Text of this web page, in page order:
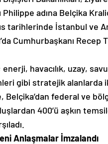
Philippe adına Belçika
tarihlerinde İstanbul ve
Cumhurbaşkanı
havacılık, uzay,
gibi stratejik alanlarda
Belçika’dan federal ve
400’ü aşkın
Anlaşmalar İmzalandı